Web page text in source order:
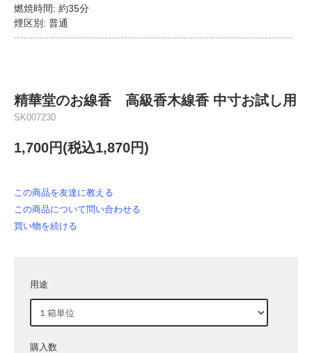
燃焼時間: 約35分
煙区別: 普通
精華堂のお線香 高級香木線香 中寸お試し用
SK007230
1,700円(税込1,870円)
この商品を友達に教える
この商品について問い合わせる
買い物を続ける
用途
購入数